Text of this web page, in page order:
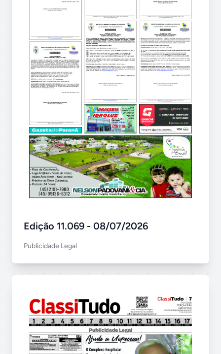
Edição 11.069 - 08/07/2026
Publicidade Legal